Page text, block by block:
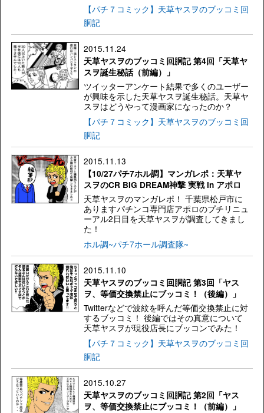
【パチ７コミック】天草ヤスヲのブッコミ回
胴記
2015.11.24
天草ヤスヲのブッコミ回胴記 第4回「天草ヤ
スヲ誕生秘話（前編）」
ツイッターアンケート結果で多くのユーザー
が興味を示した天草ヤスヲ誕生秘話。天草ヤ
スヲはどうやって漫画家になったのか？
【パチ７コミック】天草ヤスヲのブッコミ回
胴記
2015.11.13
【10/27パチ7ホル調】マンガレポ：天草ヤ
スヲのCR BIG DREAM神撃 実戦 in アポロ
天草ヤスヲのマンガレポ！ 千葉県松戸市に
ありますパチンコ専門店アポロのプチリニュ
ーアル2日目を天草ヤスヲが調査してきまし
た！
ホル調~パチ7ホール調査隊~
2015.11.10
天草ヤスヲのブッコミ回胴記 第3回「ヤス
ヲ、等価交換禁止にブッコミ！（後編）」
Twitterなどで波紋を呼んだ等価交換禁止に対
するブッコミ！ 後編ではその真意について
天草ヤスヲが現役店長にブッコンでみた！
【パチ７コミック】天草ヤスヲのブッコミ回
胴記
2015.10.27
天草ヤスヲのブッコミ回胴記 第2回「ヤス
ヲ、等価交換禁止にブッコミ！（前編）」